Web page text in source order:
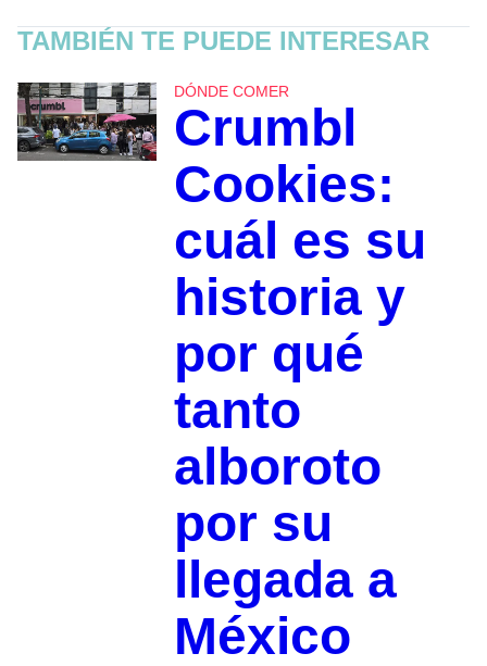
TAMBIÉN TE PUEDE INTERESAR
DÓNDE COMER
Crumbl
Cookies:
cuál es su
historia y
por qué
tanto
alboroto
por su
llegada a
México